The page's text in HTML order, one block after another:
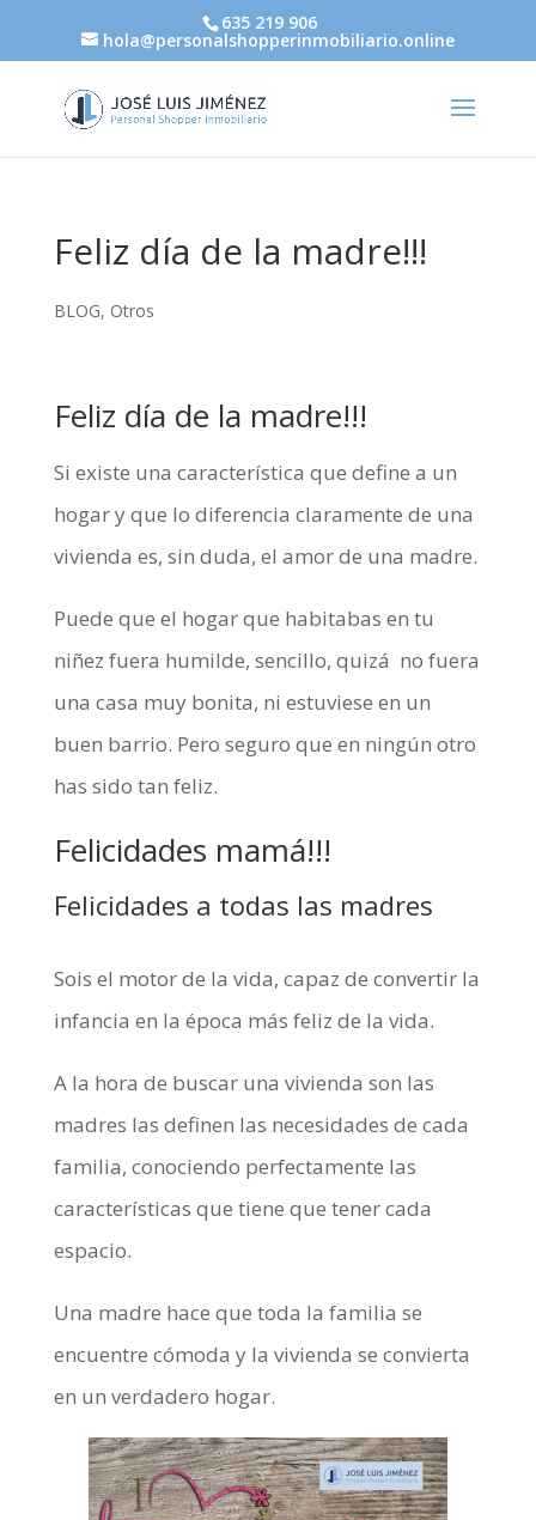
635 219 906
hola@personalshopperinmobiliario.online
Feliz día de la madre!!!
BLOG, Otros
Feliz día de la madre!!!
Si existe una característica que define a un
hogar y que lo diferencia claramente de una
vivienda es, sin duda, el amor de una madre.
Puede que el hogar que habitabas en tu
niñez fuera humilde, sencillo, quizá no fuera
una casa muy bonita, ni estuviese en un
buen barrio. Pero seguro que en ningún otro
has sido tan feliz.
Felicidades mamá!!!
Felicidades a todas las madres
Sois el motor de la vida, capaz de convertir la
infancia en la época más feliz de la vida.
A la hora de buscar una vivienda son las
madres las definen las necesidades de cada
familia, conociendo perfectamente las
características que tiene que tener cada
espacio.
Una madre hace que toda la familia se
encuentre cómoda y la vivienda se convierta
en un verdadero hogar.